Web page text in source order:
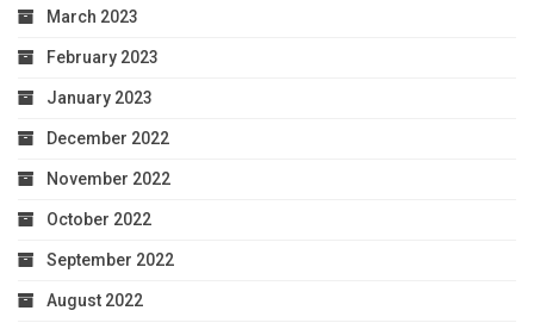
March 2023
February 2023
January 2023
December 2022
November 2022
October 2022
September 2022
August 2022